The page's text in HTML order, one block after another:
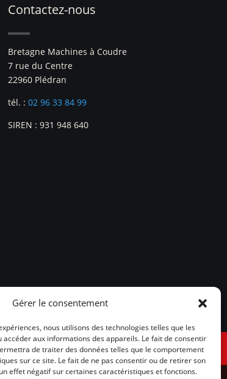
Gérer le consentement
nous utilisons des technologies telles que les
accéder aux informations des appareils. Le fait de consentir
de traiter des données telles que le comportement
sur ce site. Le fait de ne pas consentir ou de retirer son
effet négatif sur certaines caractéristiques et fonctions.
Contactez-nous
Bretagne Machines à Coudre
7 rue du Centre
22960 Plédran
tél. :02 96 33 84 99
SIREN : 931 948 640
cookies (UE)